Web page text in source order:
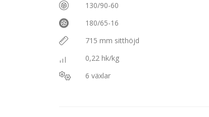
130/90-60
180/65-16
715 mm sitthöjd
0,22 hk/kg
6 växlar